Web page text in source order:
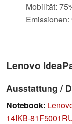
Mobilität:
Emissionen:
Lenovo
Ausstattung /
Notebook:
14IKB-